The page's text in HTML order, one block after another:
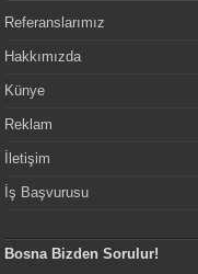
Referanslarımız
Hakkımızda
Künye
Reklam
İletişim
İş Başvurusu
Bosna Bizden Sorulur!